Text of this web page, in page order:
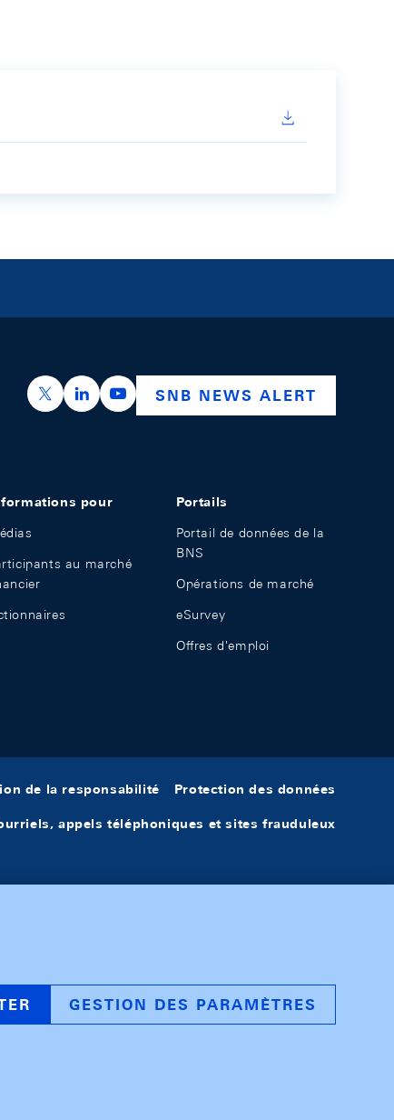
https://x.com/snb_bns
https://ch.linkedin.com/company/swiss-
https://www.youtube.com/
SNB NEWS ALERT
pour
au marché
Portails
Portail de données de la
BNS
Opérations de marché
eSurvey
Offres d'emploi
de la responsabilité Protection des données
appels téléphoniques et sites frauduleux
GESTION DES PARAMÈTRES